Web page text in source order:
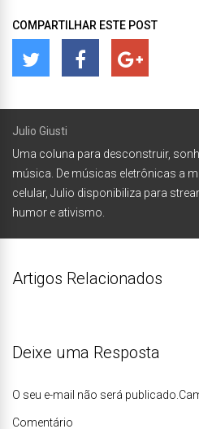
COMPARTILHAR ESTE POST
Julio Giusti
Uma coluna para desconstruir,
música. De músicas eletrônicas a
celular, Julio disponibiliza para
humor e ativismo.
Artigos Relacionados
Deixe uma Resposta
O seu e-mail não será
Comentário